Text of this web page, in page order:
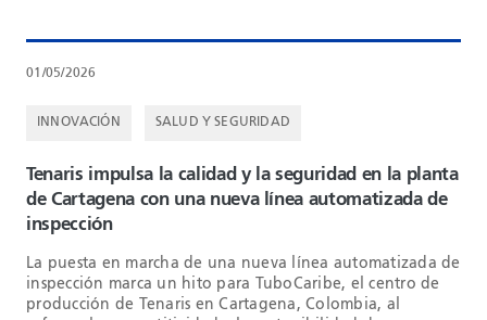
01/05/2026
INNOVACIÓN SALUD Y SEGURIDAD
Tenaris impulsa la calidad y la seguridad en la planta
de Cartagena con una nueva línea automatizada de
inspección
La puesta en marcha de una nueva línea automatizada de
inspección marca un hito para TuboCaribe, el centro de
producción de Tenaris en Cartagena, Colombia, al